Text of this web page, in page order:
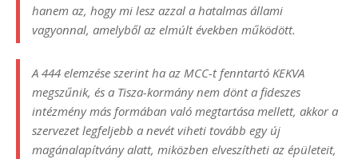
hanem az, hogy mi lesz azzal a hatalmas állami
vagyonnal, amelyből az elmúlt években működött.
A 444 elemzése szerint ha az MCC-t fenntartó KEKVA
megszűnik, és a Tisza-kormány nem dönt a fideszes
intézmény más formában való megtartása mellett, akkor a
szervezet legfeljebb a nevét viheti tovább egy új
magánalapítvány alatt, miközben elveszítheti az épületeit,